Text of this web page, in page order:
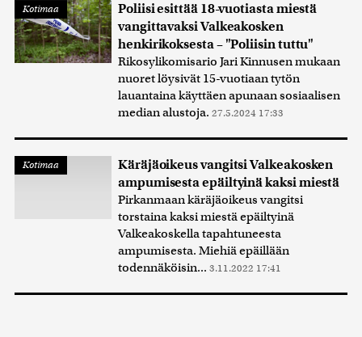
Kotimaa
Poliisi esittää 18-vuotiasta miestä
vangittavaksi Valkeakosken
henkirikoksesta – "Poliisin tuttu"
Rikosylikomisario Jari Kinnusen mukaan
nuoret löysivät 15-vuotiaan tytön
lauantaina käyttäen apunaan sosiaalisen
median alustoja. 27.5.2024 17:33
Kotimaa
Käräjäoikeus vangitsi Valkeakosken
ampumisesta epäiltyinä kaksi miestä
Pirkanmaan käräjäoikeus vangitsi
torstaina kaksi miestä epäiltyinä
Valkeakoskella tapahtuneesta
ampumisesta. Miehiä epäillään
todennäköisin... 3.11.2022 17:41